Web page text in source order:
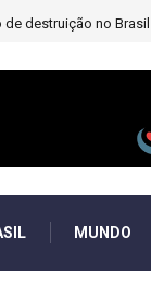
destruição no Brasil
MUNDO